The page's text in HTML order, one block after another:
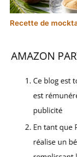
Recette de